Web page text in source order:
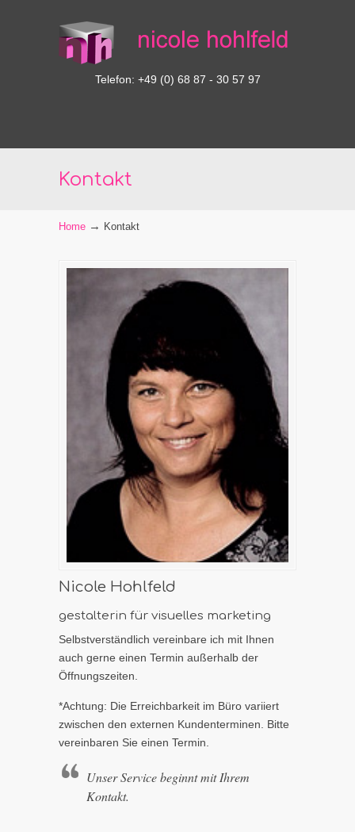
Telefon: +49 (0) 68 87 - 30 57 97
Kontakt
Home → Kontakt
Nicole Hohlfeld
gestalterin für visuelles marketing
Selbstverständlich vereinbare ich mit Ihnen
auch gerne einen Termin außerhalb der
Öffnungszeiten.
*Achtung: Die Erreichbarkeit im Büro variiert
zwischen den externen Kundenterminen. Bitte
vereinbaren Sie einen Termin.
Unser Service beginnt mit Ihrem
Kontakt.